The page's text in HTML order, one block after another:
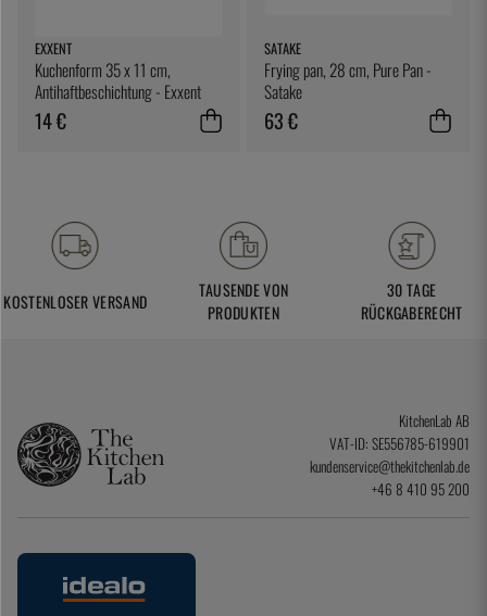
EXXENT
Kuchenform 35 x 11 cm,
Antihaftbeschichtung - Exxent
14 €
SATAKE
Frying pan, 28 cm, Pure Pan -
Satake
63 €
KOSTENLOSER VERSAND
TAUSENDE VON
PRODUKTEN
30 TAGE
RÜCKGABERECHT
KitchenLab AB
VAT-ID: SE556785-619901
kundenservice@thekitchenlab.de
+46 8 410 95 200